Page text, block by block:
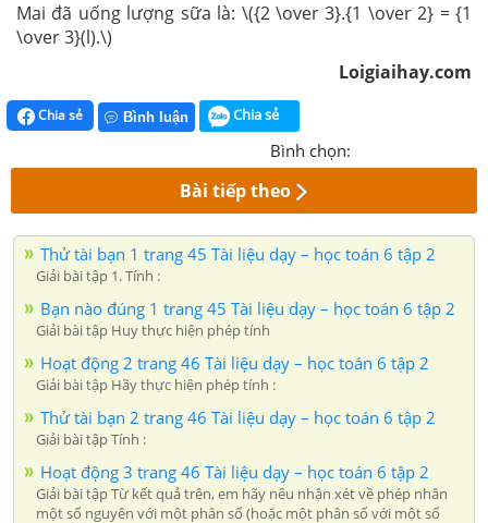
Mai đã uống lượng sữa là: \({2 \over 3}.{1 \over 2} = {1
\over 3}(l).\)
Loigiaihay.com
Chia sẻ Bình luận Chia sẻ
Bình chọn:
Bài tiếp theo
Thử tài bạn 1 trang 45 Tài liệu dạy – học toán 6 tập 2
Giải bài tập 1. Tính :
Bạn nào đúng 1 trang 45 Tài liệu dạy – học toán 6 tập 2
Giải bài tập Huy thực hiện phép tính
Hoạt động 2 trang 46 Tài liệu dạy – học toán 6 tập 2
Giải bài tập Hãy thực hiện phép tính :
Thử tài bạn 2 trang 46 Tài liệu dạy – học toán 6 tập 2
Giải bài tập Tính :
Hoạt động 3 trang 46 Tài liệu dạy – học toán 6 tập 2
Giải bài tập Từ kết quả trên, em hãy nêu nhận xét về phép nhân
một số nguyên với một phân số (hoặc một phân số với một số